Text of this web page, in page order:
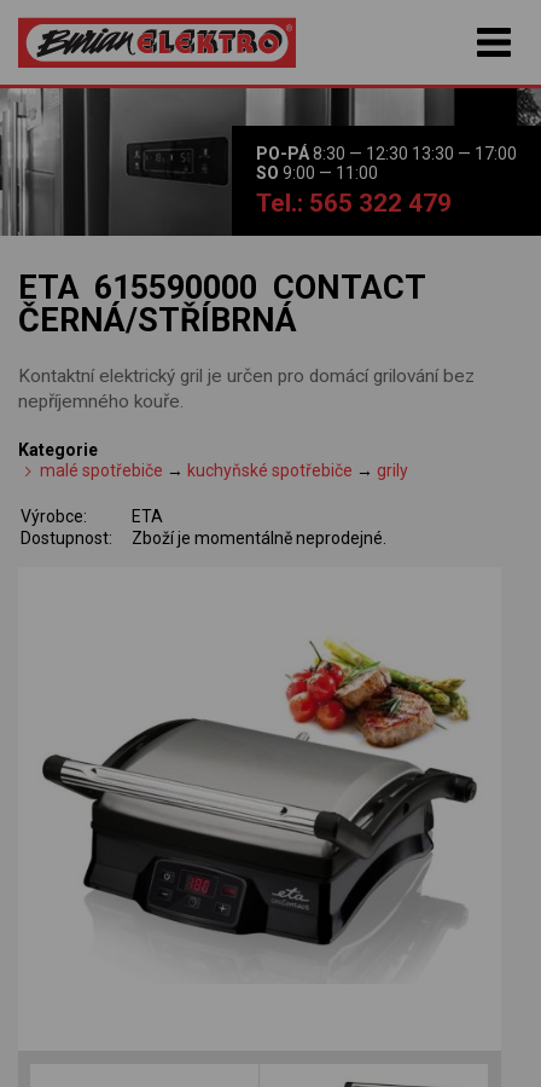
PO-PÁ8:30 — 12:30 13:30 — 17:00
SO 9:00 — 11:00
Tel.: 565 322 479
ETA 615590000 CONTACT
ČERNÁ/STŘÍBRNÁ
Kontaktní elektrický gril je určen pro domácí grilování bez
nepříjemného kouře.
Kategorie
malé spotřebiče → kuchyňské spotřebiče → grily
Výrobce:
ETA
Dostupnost:
Zboží je momentálně neprodejné.